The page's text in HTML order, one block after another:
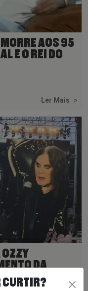
AOS 95
E O REI DO
Ler Mais >
OZZY
DA
CURTIR?